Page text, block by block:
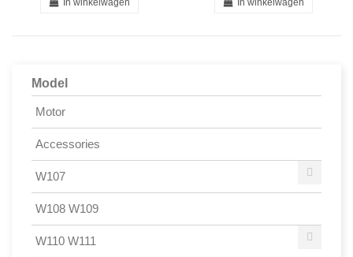
Model
Motor
Accessories
W107
W108 W109
W110 W111